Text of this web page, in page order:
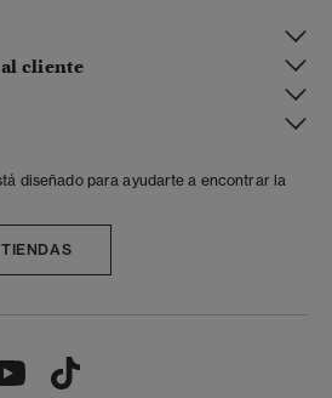
cliente
diseñado para ayudarte a encontrar la